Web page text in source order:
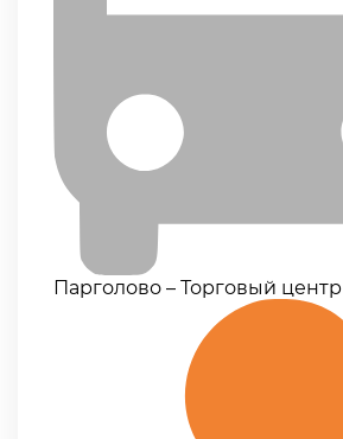
Парголово – Торговый центр